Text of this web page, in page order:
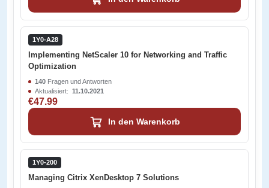
1Y0-A28
Implementing NetScaler 10 for Networking and Traffic
Optimization
140 Fragen und Antworten
Aktualisiert: 11.10.2021
€47.99
In den Warenkorb
1Y0-200
Managing Citrix XenDesktop 7 Solutions